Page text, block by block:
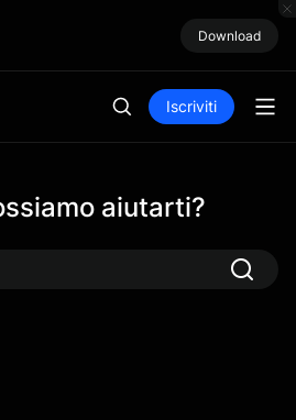
Download
Iscriviti
aiutarti?